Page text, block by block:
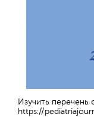
Изучить
https://